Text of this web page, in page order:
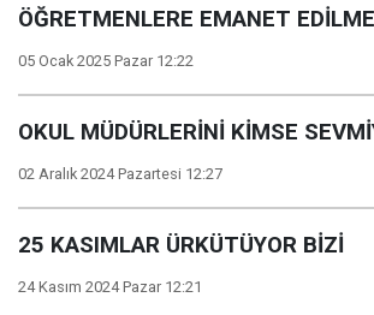
ÖĞRETMENLERE EMANET
05 Ocak 2025 Pazar 12:22
OKUL MÜDÜRLERİNİ KİMSE
02 Aralık 2024 Pazartesi 12:27
25 KASIMLAR ÜRKÜTÜYOR BİZİ
24 Kasım 2024 Pazar 12:21